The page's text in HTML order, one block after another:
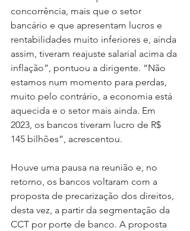
concorrência, mais que o setor
bancário e que apresentam lucros e
rentabilidades muito inferiores e, ainda
assim, tiveram reajuste salarial acima da
inflação”, pontuou a dirigente. “Não
estamos num momento para perdas,
muito pelo contrário, a economia está
aquecida e o setor mais ainda. Em
2023, os bancos tiveram lucro de R$
145 bilhões”, acrescentou.
Houve uma pausa na reunião e, no
retorno, os bancos voltaram com a
proposta de precarização dos direitos,
desta vez, a partir da segmentação da
CCT por porte de banco. A proposta